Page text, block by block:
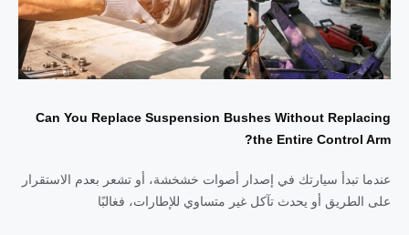
Can You Replace Suspension Bushes Without Replacing
the Entire Control Arm?
عندما تبدأ سيارتك في إصدار أصوات خشخشة، أو تشعر بعدم الاستقرار
على الطريق أو يحدث تآكل غير متساوي للإطارات، فغالبًا